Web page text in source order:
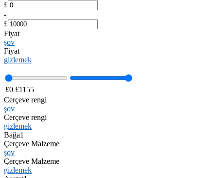
£
-
£
Fiyat
şov
Fiyat
gizlemek
£0 £1155
Cerçeve rengi
şov
Cerçeve rengi
gizlemek
Bağa1
Çerçeve Malzeme
şov
Çerçeve Malzeme
gizlemek